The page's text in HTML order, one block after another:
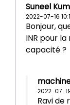
Suneel
2022-07-16
Bonjour,
INR pour
capacité ?
2022-07-
Ravi de